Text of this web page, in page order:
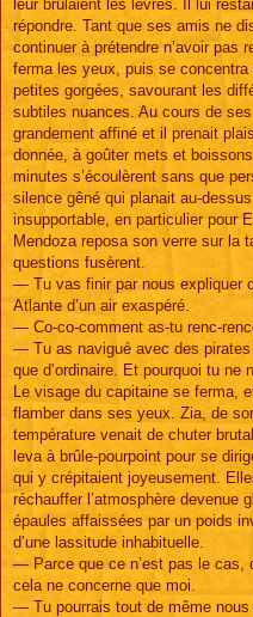
leur brûlaient les lèvres. Il lui
répondre. Tant que ses amis ne
continuer à prétendre n’avoir pas
ferma les yeux, puis se
petites gorgées, savourant les
subtiles nuances. Au cours de
grandement affiné et il prenait
donnée, à goûter mets et
minutes s’écoulèrent sans que
silence gêné qui planait au-
insupportable, en particulier pour
Mendoza reposa son verre sur la
questions fusèrent.
— Tu vas finir par nous expliquer
Atlante d’un air exaspéré.
— Co-co-comment as-tu renc-
— Tu as navigué avec des
que d’ordinaire. Et pourquoi tu ne
Le visage du capitaine se ferma,
flamber dans ses yeux. Zia, de
température venait de chuter
leva à brûle-pourpoint pour se
qui y crépitaient joyeusement.
réchauffer l’atmosphère devenue
épaules affaissées par un poids
d’une lassitude inhabituelle.
— Parce que ce n’est pas le cas,
cela ne concerne que moi.
— Tu pourrais tout de même